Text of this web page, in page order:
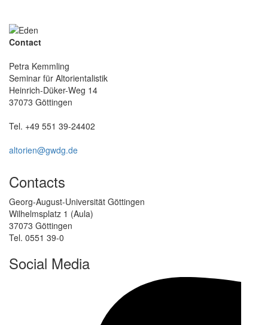
Contact
Petra Kemmling
Seminar für Altorientalistik
Heinrich-Düker-Weg 14
37073 Göttingen
Tel. +49 551 39-24402
altorien@gwdg.de
Contacts
Georg-August-Universität Göttingen
Wilhelmsplatz 1 (Aula)
37073 Göttingen
Tel. 0551 39-0
Social Media